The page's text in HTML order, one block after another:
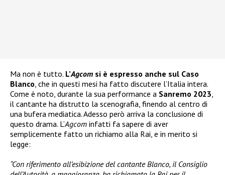
Ma non è tutto. L’Agcom si è espresso anche sul Caso
Blanco, che in questi mesi ha fatto discutere l’Italia intera.
Come è noto, durante la sua performance a Sanremo 2023,
il cantante ha distrutto la scenografia, finendo al centro di
una bufera mediatica. Adesso però arriva la conclusione di
questo drama. L’Agcom infatti fa sapere di aver
semplicemente fatto un richiamo alla Rai, e in merito si
legge:
“Con riferimento all’esibizione del cantante Blanco, il Consiglio